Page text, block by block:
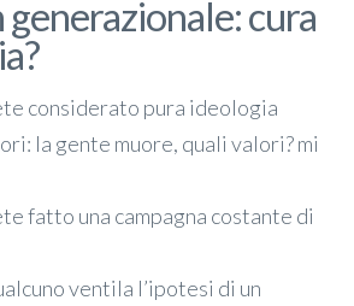
cura
considerato pura ideologia
la gente muore, quali valori? mi
fatto una campagna costante di
ventila l’ipotesi di un